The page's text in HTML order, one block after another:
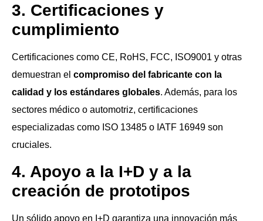
3. Certificaciones y
cumplimiento
Certificaciones como CE, RoHS, FCC, ISO9001 y otras
demuestran el compromiso del fabricante con la
calidad y los estándares globales. Además, para los
sectores médico o automotriz, certificaciones
especializadas como ISO 13485 o IATF 16949 son
cruciales.
4. Apoyo a la I+D y a la
creación de prototipos
Un sólido apoyo en I+D garantiza una innovación más